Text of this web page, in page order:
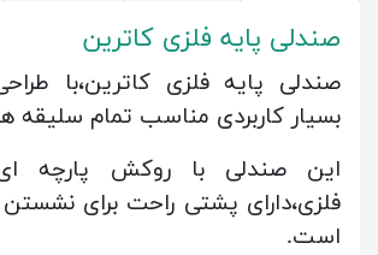
صندلی پایه فلزی کاترین
صندلی پایه فلزی کاترین،با
بسیار کاربردی مناسب تمام سلیقه
این صندلی با روکش پارچه
فلزی،دارای پشتی راحت برای
است.